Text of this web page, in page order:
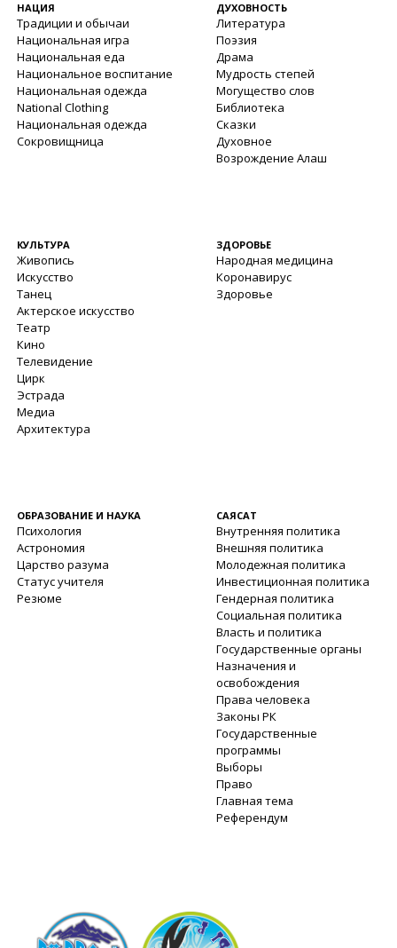
НАЦИЯ
Традиции и обычаи
Национальная игра
Национальная еда
Национальное воспитание
Национальная одежда
National Clothing
Национальная одежда
Сокровищница
ДУХОВНОСТЬ
Литература
Поэзия
Драма
Мудрость степей
Могущество слов
Библиотека
Сказки
Духовное
Возрождение Алаш
КУЛЬТУРА
Живопись
Искусство
Танец
Актерское искусство
Театр
Кино
Телевидение
Цирк
Эстрада
Медиа
Архитектура
ЗДОРОВЬЕ
Народная медицина
Коронавирус
Здоровье
ОБРАЗОВАНИЕ И НАУКА
Психология
Астрономия
Царство разума
Статус учителя
Резюме
САЯСАТ
Внутренняя политика
Внешняя политика
Молодежная политика
Инвестиционная политика
Гендерная политика
Социальная политика
Власть и политика
Государственные органы
Назначения и
освобождения
Права человека
Законы РК
Государственные
программы
Выборы
Право
Главная тема
Референдум